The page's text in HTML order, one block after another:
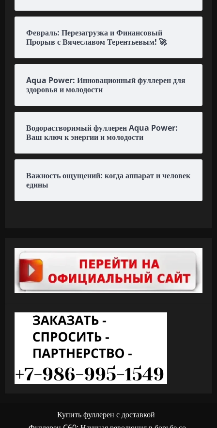
Февраль: Перезагрузка и Финансовый
Прорыв с Вячеславом Терентьевым! 🚀
Aqua Power: Инновационный фуллерен для
здоровья и молодости
Водорастворимый фуллерен Aqua Power:
Ваш ключ к энергии и молодости
Важность ощущений: когда аппарат и человек
едины
Купить фуллерен с доставкой